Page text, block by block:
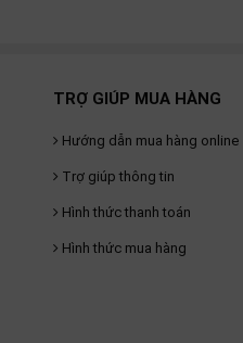
TRỢ GIÚP MUA HÀNG
Hướng dẫn mua hàng online
Trợ giúp thông tin
Hình thức thanh toán
Hình thức mua hàng